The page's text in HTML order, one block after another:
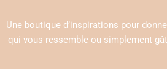
Une boutique d’inspirations pour
qui vous ressemble ou simplement